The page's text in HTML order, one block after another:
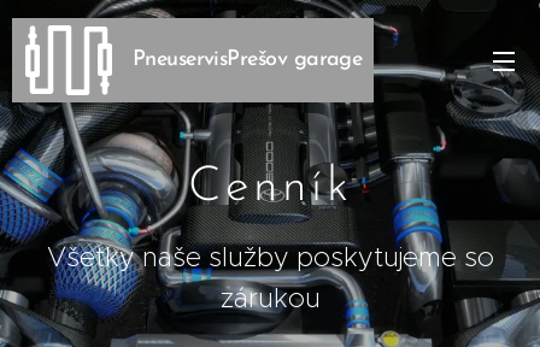
PneuservisPrešov garage
Cenník
Všetky naše služby poskytujeme so
zárukou